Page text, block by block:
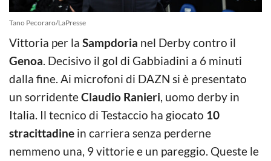
Tano Pecoraro/LaPresse
Vittoria per la Sampdoria nel Derby contro il
Genoa. Decisivo il gol di Gabbiadini a 6 minuti
dalla fine. Ai microfoni di DAZN si è presentato
un sorridenteClaudio Ranieri, uomo derby in
Italia. Il tecnico di Testaccio ha giocato 10
stracittadine in carriera senza perderne
nemmeno una, 9 vittorie e un pareggio. Queste le